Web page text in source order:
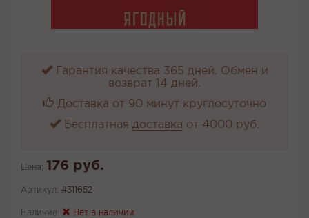
Гарантия качества 365 дней. Обмен и
возврат 14 дней.
Доставка от 90 минут круглосуточно
Бесплатная доставка от 4000 руб.
Цена: 176 руб.
Артикул: #311652
Наличие: Нет в наличии